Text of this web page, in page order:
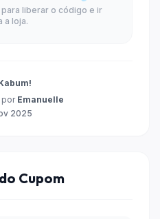
liberar o código e ir
a loja.
por Emanuelle
2025
Cupom